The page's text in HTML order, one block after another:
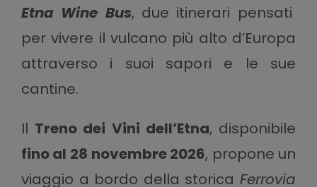
Etna Wine Bus, due itinerari pensati
per vivere il vulcano più alto d’Europa
attraverso i suoi sapori e le sue
cantine.
Il Treno dei Vini dell’Etna, disponibile
fino al 28 novembre 2026, propone un
viaggio a bordo della storicaFerrovia